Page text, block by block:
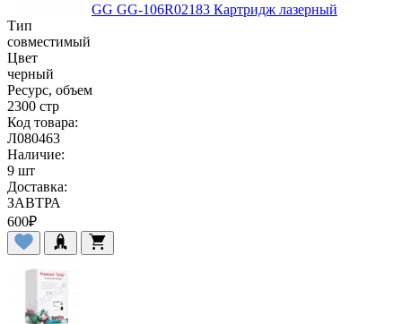
GG GG-106R02183 Картридж лазерный
Тип
совместимый
Цвет
черный
Ресурс, объем
2300 стр
Код товара:
Л080463
Наличие:
9 шт
Доставка:
ЗАВТРА
600₽